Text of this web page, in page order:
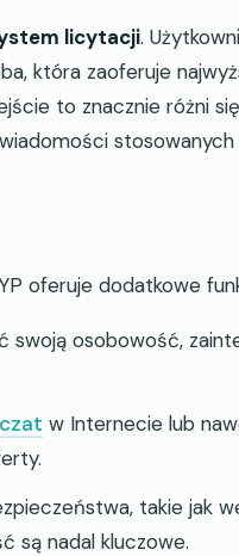
licytacji.
która zaoferuje
to znacznie różni
oferuje dodatkowe
swoją osobowość,
czat w Internecie lub
takie jak
są nadal kluczowe.